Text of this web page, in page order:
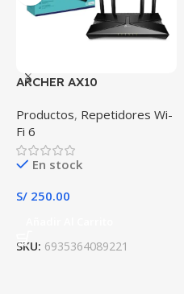
ARCHER AX10
Productos, Repetidores Wi-
Fi 6
En stock
S/ 250.00
SKU: 6935364089221